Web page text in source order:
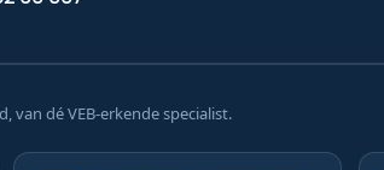
van dé VEB-erkende specialist.